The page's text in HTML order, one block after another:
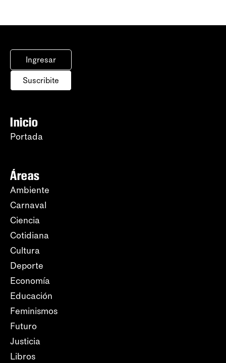
Ingresar
Suscribite
Inicio
Portada
Áreas
Ambiente
Carnaval
Ciencia
Cotidiana
Cultura
Deporte
Economía
Educación
Feminismos
Futuro
Justicia
Libros